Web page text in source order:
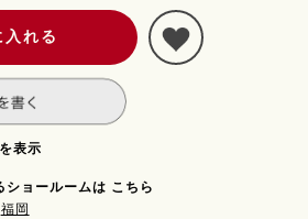
表示
ショールームは こちら
福岡